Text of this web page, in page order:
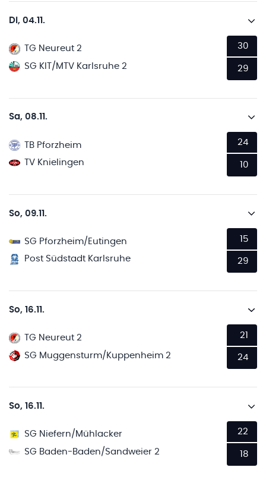
Di, 04.11.
TG Neureut 2
SG KIT/MTV Karlsruhe 2
30
29
Sa, 08.11.
TB Pforzheim
TV Knielingen
24
10
So, 09.11.
SG Pforzheim/Eutingen
Post Südstadt Karlsruhe
15
29
So, 16.11.
TG Neureut 2
SG Muggensturm/Kuppenheim 2
21
24
So, 16.11.
SG Niefern/Mühlacker
SG Baden-Baden/Sandweier 2
22
18